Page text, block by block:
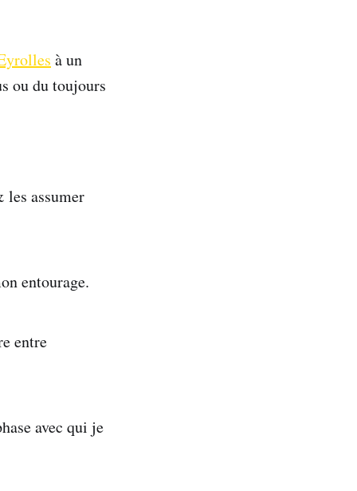
à un
ou du toujours
les assumer
entourage.
entre
avec qui je